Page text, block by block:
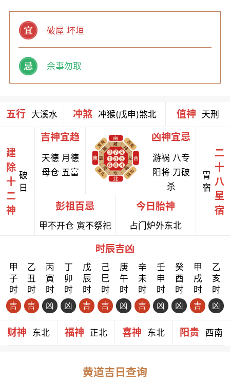
破屋 坏垣
余事勿取
五行 大溪水 冲煞 冲猴(戊申)煞北 值神 天刑
建
除
十
二
神
破
日
吉神宜趋
天德 月德
母仓 五富
凶神宜忌
游祸 八专
阳将 刀破
杀
彭祖百忌
甲不开仓 寅不祭祀
今日胎神
占门炉外东北
胃
宿
二
十
八
星
宿
时辰吉凶
甲
子
时
吉
乙
丑
时
吉
丙
寅
时
凶
丁
卯
时
凶
戊
辰
时
吉
己
巳
时
吉
庚
午
时
凶
辛
未
时
吉
壬
申
时
凶
癸
酉
时
凶
甲
戌
时
吉
乙
亥
时
凶
财神 东北 福神 正北 喜神 东北 阳贵 西南
黄道吉日查询